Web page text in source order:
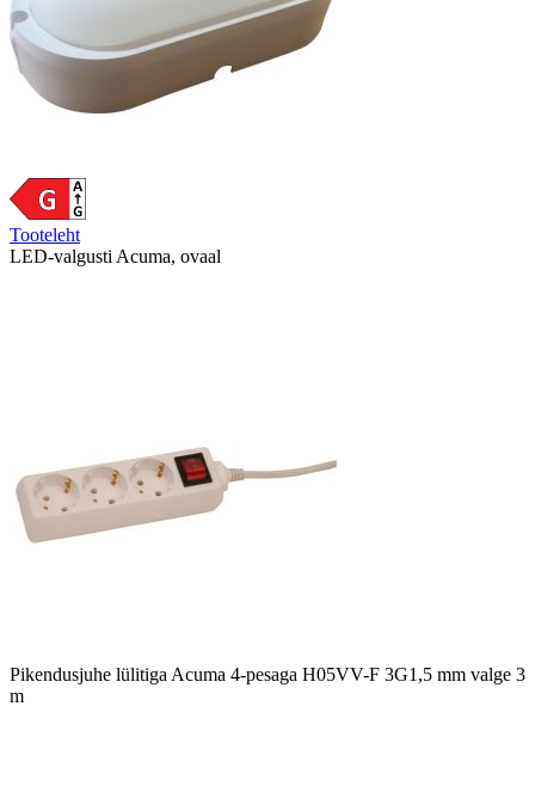
Tooteleht
LED-valgusti Acuma, ovaal
Pikendusjuhe lülitiga Acuma 4-pesaga H05VV-F 3G1,5 mm valge 3
m